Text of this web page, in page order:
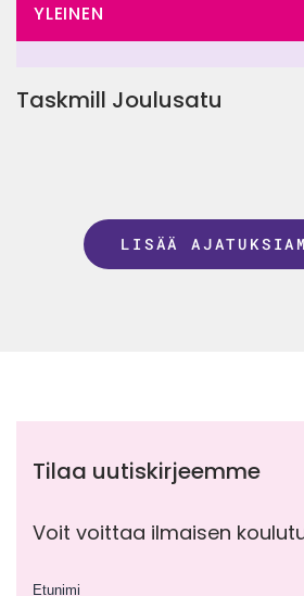
YLEINEN
Taskmill Joulusatu
LISÄÄ
Tilaa uutiskirjeemme
Voit voittaa ilmaisen